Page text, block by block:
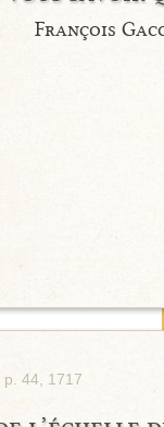
François
, p. 44, 1717